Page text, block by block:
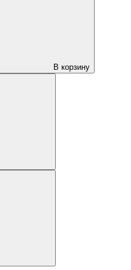
В корзину